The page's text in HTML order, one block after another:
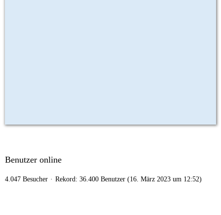
Benutzer online
4.047 Besucher Rekord: 36.400 Benutzer (16. März 2023 um 12:52)